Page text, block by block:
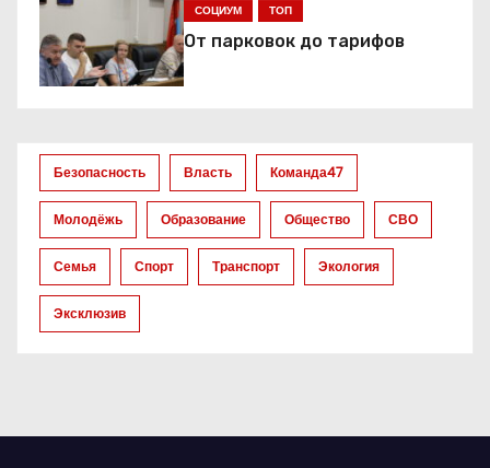
п
о
а
п
и
с
я
СОЦИУМ ТОП
От парковок до тарифов
Безопасность Власть Команда47
Молодёжь Образование Общество СВО
Семья Спорт Транспорт Экология
Эксклюзив